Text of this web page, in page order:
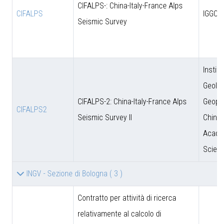
CIFALPS
CIFALPS-: China-Italy-France Alps
Seismic Survey
CIFALPS2
CIFALPS-2: China-Italy-France Alps
Seismic Survey II
INGV - Sezione di Bologna ( 3 )
Contratto per attività di ricerca
relativamente al calcolo di